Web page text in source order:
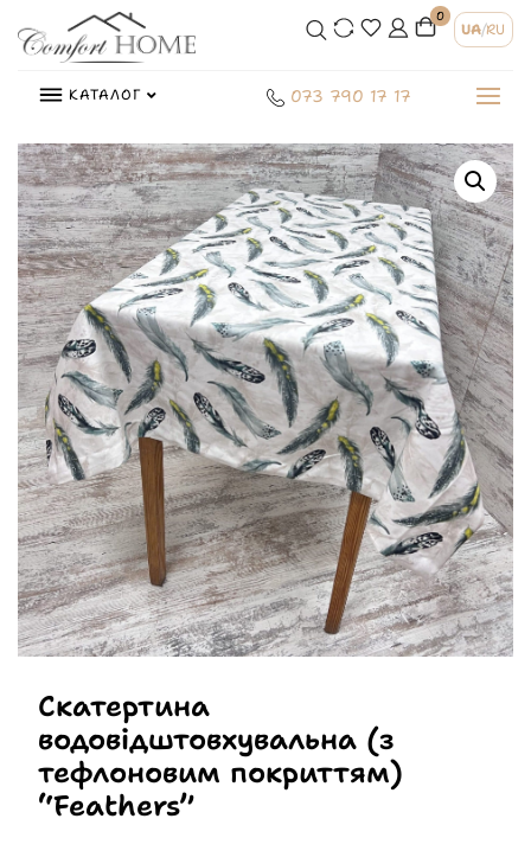
0
UA/RU
КАТАЛОГ 073 790 17 17
Скатертина
водовідштовхувальна (з
тефлоновим покриттям)
“Feathers”